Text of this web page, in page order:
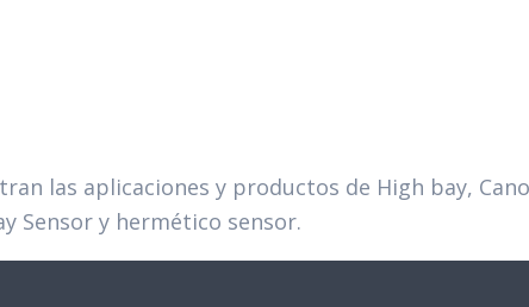
las aplicaciones y productos de High bay,
Sensor y hermético sensor.